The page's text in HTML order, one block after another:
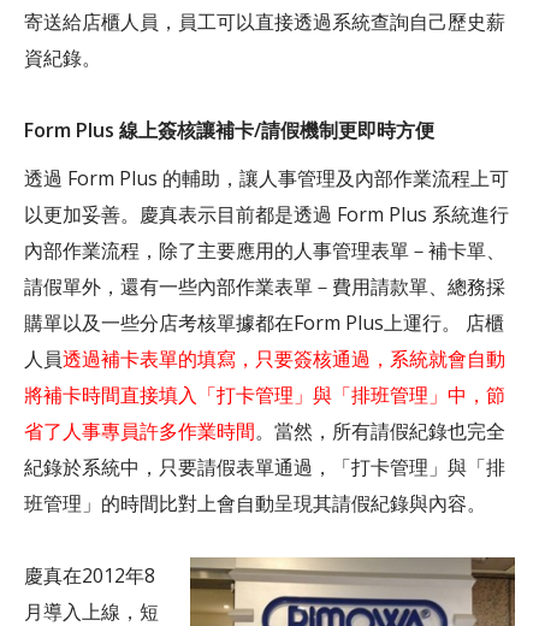
寄送給店櫃人員，員工可以直接透過系統查詢自己歷史薪
資紀錄。
Form Plus 線上簽核讓補卡/請假機制更即時方便
透過 Form Plus 的輔助，讓人事管理及內部作業流程上可
以更加妥善。慶真表示目前都是透過 Form Plus 系統進行
內部作業流程，除了主要應用的人事管理表單－補卡單、
請假單外，還有一些內部作業表單－費用請款單、總務採
購單以及一些分店考核單據都在Form Plus上運行。 店櫃
人員透過補卡表單的填寫，只要簽核通過，系統就會自動
將補卡時間直接填入「打卡管理」與「排班管理」中，節
省了人事專員許多作業時間。當然，所有請假紀錄也完全
紀錄於系統中，只要請假表單通過，「打卡管理」與「排
班管理」的時間比對上會自動呈現其請假紀錄與內容。
慶真在2012年8
月導入上線，短